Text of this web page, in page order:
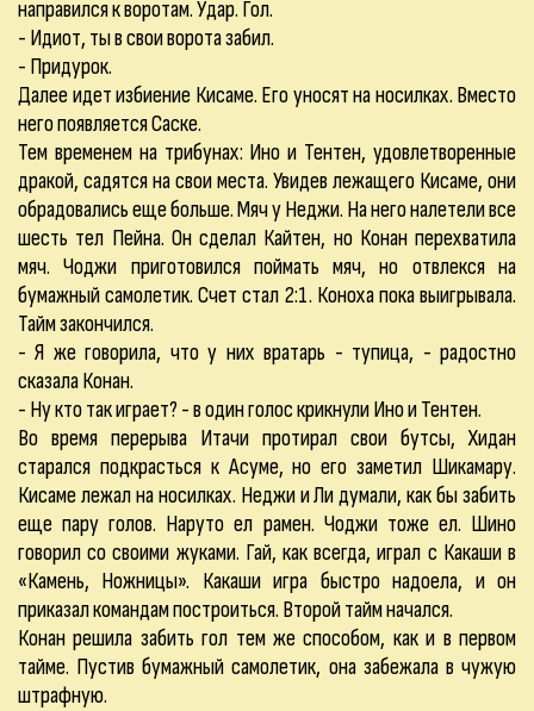
направился к воротам. Удар. Гол.
- Идиот, ты в свои ворота забил.
- Придурок.
Далее идет избиение Кисаме. Его уносят на носилках. Вместо
него появляется Саске.
Тем временем на трибунах: Ино и Тентен, удовлетворенные
дракой, садятся на свои места. Увидев лежащего Кисаме, они
обрадовались еще больше. Мяч у Неджи. На него налетели все
шесть тел Пейна. Он сделал Кайтен, но Конан перехватила
мяч. Чоджи приготовился поймать мяч, но отвлекся на
бумажный самолетик. Счет стал 2:1. Коноха пока выигрывала.
Тайм закончился.
- Я же говорила, что у них вратарь - тупица, - радостно
сказала Конан.
- Ну кто так играет? - в один голос крикнули Ино и Тентен.
Во время перерыва Итачи протирал свои бутсы, Хидан
старался подкрасться к Асуме, но его заметил Шикамару.
Кисаме лежал на носилках. Неджи и Ли думали, как бы забить
еще пару голов. Наруто ел рамен. Чоджи тоже ел. Шино
говорил со своими жуками. Гай, как всегда, играл с Какаши в
«Камень, Ножницы». Какаши игра быстро надоела, и он
приказал командам построиться. Второй тайм начался.
Конан решила забить гол тем же способом, как и в первом
тайме. Пустив бумажный самолетик, она забежала в чужую
штрафную.